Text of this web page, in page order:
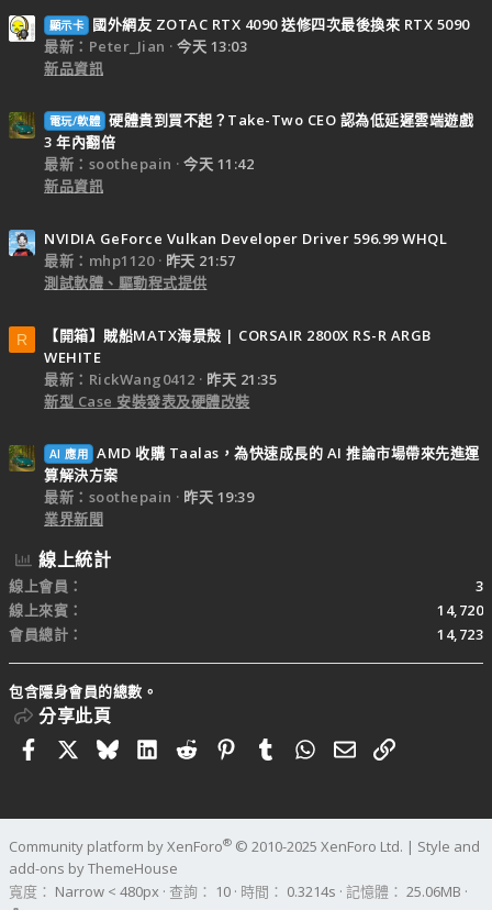
顯示卡
國外網友 ZOTAC RTX 4090 送修四次最後換來 RTX 5090
最新：Peter_Jian
今天 13:03
新品資訊
電玩/軟體 硬體貴到買不起？Take-Two CEO 認為低延遲雲端遊戲
3 年內翻倍
最新：soothepain
今天 11:42
新品資訊
NVIDIA GeForce Vulkan Developer Driver 596.99 WHQL
最新：mhp1120
昨天 21:57
測試軟體、驅動程式提供
R
【開箱】賊船MATX海景殼 | CORSAIR 2800X RS-R ARGB
WEHITE
最新：RickWang0412
昨天 21:35
新型 Case 安裝發表及硬體改裝
AI 應用 AMD 收購 Taalas，為快速成長的 AI 推論市場帶來先進運
算解決方案
最新：soothepain
昨天 19:39
業界新聞
線上統計
線上會員
3
線上來賓
14,720
會員總計
14,723
包含隱身會員的總數。
分享此頁
FacebookBlueskyLinkedIn
RedditPinterestTumblrWhatsApp
電子郵件
連結
Community platform by XenForo® © 2010-2025 XenForo Ltd. | Style and
add-ons by ThemeHouse
寬度
查詢 10 時間 0.3214s 記憶體 25.06MB